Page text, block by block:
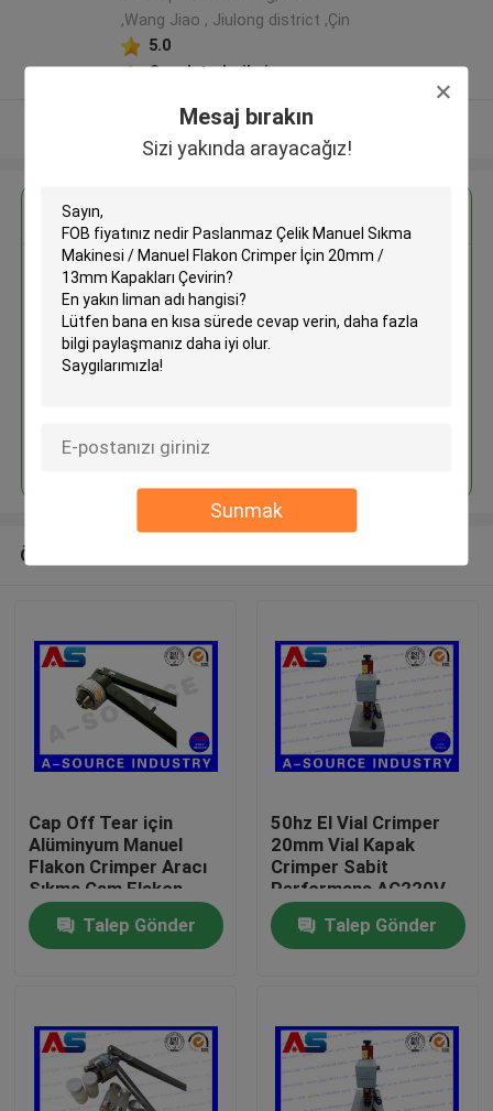
Mesaj bırakın
Sizi yakında arayacağız!
Sunmak
Ürünler
Hakkımızda
,Wang Jiao , Jiulong district ,Çin
5.0
Onaylı tedarikçi
Daha fazla göster
Paslanmaz Çelik Manuel Sıkma
Makinesi / Manuel Flakon
Crimper İçin 20mm / 13mm
Kapakları Çevirin
Devam et
Önerilen Ürünler
Cap Off Tear için
Alüminyum Manuel
Flakon Crimper Aracı
Sıkma Cam Flakon
Crimper
Talep Gönder
50hz El Vial Crimper
20mm Vial Kapak
Crimper Sabit
Performans AC220V
vial crimping makine
Talep Gönder